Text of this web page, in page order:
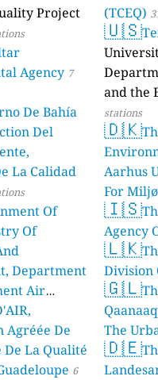
Project
Agency 7
De Bahía
Del
La Calidad
Of
Of
Department
Air
Agréée De
La Qualité
6
(TCEQ)
🇺🇸
and the
stations
🇩🇰
Aarhus
For
🇮🇸
Agency
🇱🇰
Division
🇬🇱
Qaanaaq
The
🇩🇪